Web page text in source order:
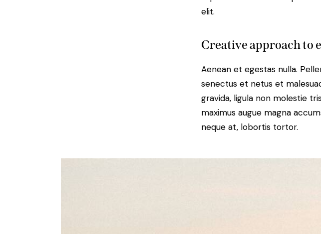
elit.
Creative approach to
Aenean et egestas nulla.
senectus et netus et
gravida, ligula non molestie
maximus augue magna
neque at, lobortis tortor.